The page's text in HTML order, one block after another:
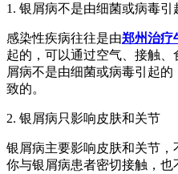
1. 银屑病不是由细菌或病毒引
感染性疾病往往是由郑州治疗
起的，可以通过空气、接触
屑病不是由细菌或病毒引起
致的。
2. 银屑病只影响皮肤和关节
银屑病主要影响皮肤和关节
你与银屑病患者密切接触，